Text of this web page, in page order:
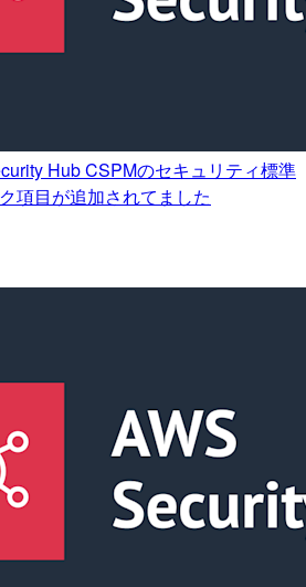
Hub CSPMのセキュリティ標準
項目が追加されてました